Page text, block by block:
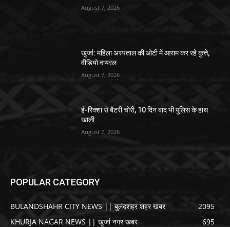
August 7, 2026
खुर्जा: महिला अस्पताल की ओटी में आराम कर रहे कुत्ते,
वीडियो वायरल
August 7, 2026
ई-रिक्शा से बैटरी चोरी, 10 दिन बाद भी पुलिस के हाथ
खाली
August 7, 2026
POPULAR CATEGORY
BULANDSHAHR CITY NEWS || बुलंदशहर शहर खबर
2095
KHURJA NAGAR NEWS || खुर्जा नगर खबर
695